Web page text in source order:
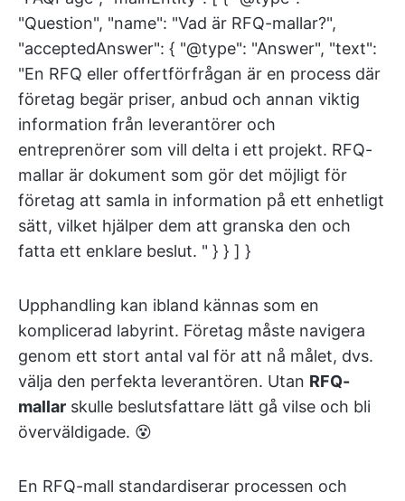
"Question", "name": "Vad är RFQ-mallar?",
"acceptedAnswer": { "@type": "Answer", "text":
"En RFQ eller offertförfrågan är en process där
företag begär priser, anbud och annan viktig
information från leverantörer och
entreprenörer som vill delta i ett projekt. RFQ-
mallar är dokument som gör det möjligt för
företag att samla in information på ett enhetligt
sätt, vilket hjälper dem att granska den och
fatta ett enklare beslut. " } } ] }
Upphandling kan ibland kännas som en
komplicerad labyrint. Företag måste navigera
genom ett stort antal val för att nå målet, dvs.
välja den perfekta leverantören. Utan RFQ-
mallar skulle beslutsfattare lätt gå vilse och bli
överväldigade. 😵
En RFQ-mall standardiserar processen och